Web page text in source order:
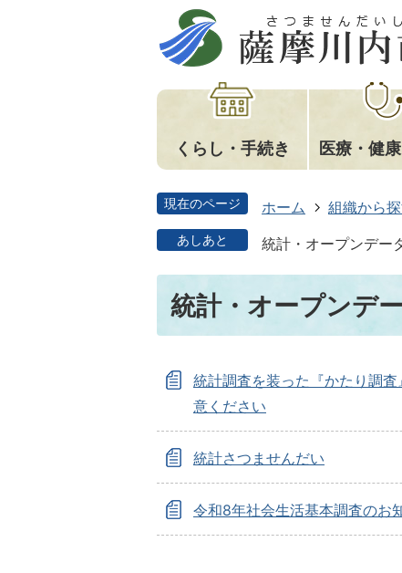
くらし・手続き 医療・健
現在のページ ホーム 組織から
あしあと 統計・オープンデー
統計・オープンデ
統計調査を装った『かたり調査
意ください
統計さつませんだい
令和8年社会生活基本調査のお